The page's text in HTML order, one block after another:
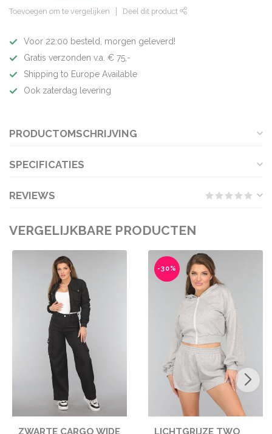
Toevoegen om te vergelijken Deel dit product
Voor 22:00 besteld, morgen geleverd!
Gratis verzonden v.a. € 75,-
Shipping to Europe Available
Ook zaterdag levering
PRODUCTOMSCHRIJVING
SPECIFICATIES
REVIEWS
VERGELIJKBARE PRODUCTEN
ZWARTE CARGO WIDE
-30%
LICHTGRIJZE TWO